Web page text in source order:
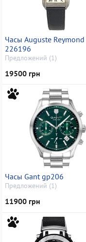
Часы Auguste Reymond
226196
Предложений (1)
19500 грн
Часы Gant gp206
Предложений (1)
11900 грн